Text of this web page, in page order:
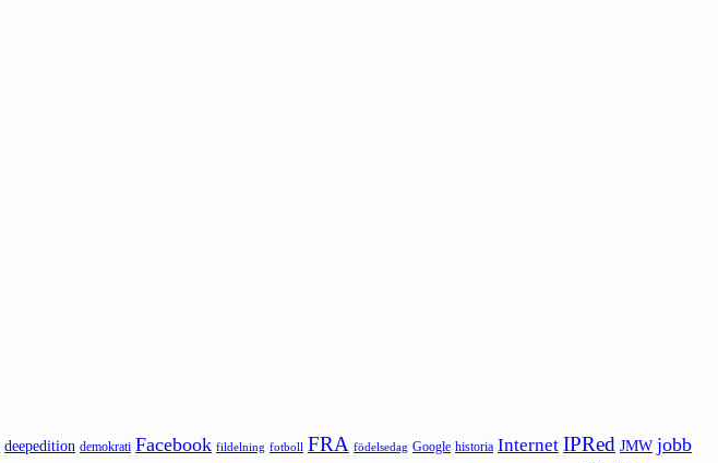
deepedition demokrati Facebook fildelning fotboll FRA födelsedag Google historia Internet IPRed JMW jobb